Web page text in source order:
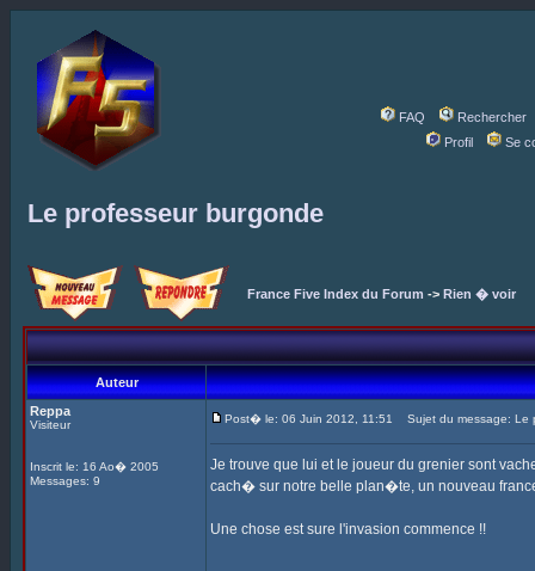
FAQ
Rechercher
Profil
Se
Le professeur burgonde
France Five Index du Forum -> Rien � voir
Auteur
Reppa
Visiteur
Inscrit le: 16 Ao� 2005
Messages: 9
Post� le: 06 Juin 2012, 11:51 Sujet du message: Le
Je trouve que lui et le joueur du grenier sont
cach� sur notre belle plan�te, un nouveau
Une chose est sure l'invasion commence !!